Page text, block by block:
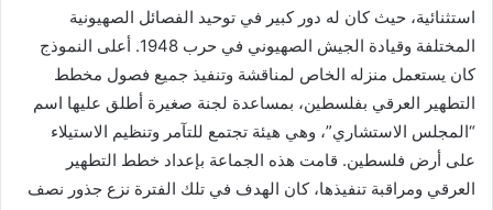
استثنائية، حيث كان له دور كبير في توحيد الفصائل الصهيونية
المختلفة وقيادة الجيش الصهيوني في حرب 1948. أعلى النموذج
كان يستعمل منزله الخاص لمناقشة وتنفيذ جميع فصول مخطط
التطهير العرقي بفلسطين، بمساعدة لجنة صغيرة أطلق عليها اسم
“المجلس الاستشاري”، وهي هيئة تجتمع للتآمر وتنظيم الاستيلاء
على أرض فلسطين. قامت هذه الجماعة بإعداد خطط التطهير
العرقي ومراقبة تنفيذها، كان الهدف في تلك الفترة نزع جذور نصف